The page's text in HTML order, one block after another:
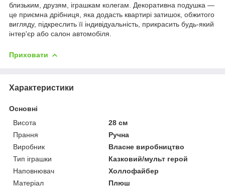
близьким, друзям, іграшкам колегам. Декоративна подушка —
це приємна дрібниця, яка додасть квартирі затишок, обжитого
вигляду, підкреслить її індивідуальність, прикрасить будь-який
інтер'єр або салон автомобіля.
Приховати
Характеристики
Основні
Висота
28 см
Прання
Ручна
Виробник
Власне виробництво
Тип іграшки
Казковий/мульт герой
Наповнювач
Холлофайбер
Матеріал
Плюш